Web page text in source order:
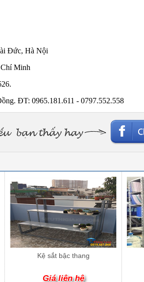
Đức, Hà Nội
Minh
ĐT: 0965.181.611 - 0797.552.558
Kệ sắt bậc thang
Giá liên hệ